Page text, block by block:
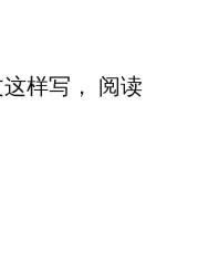
样写， 阅读